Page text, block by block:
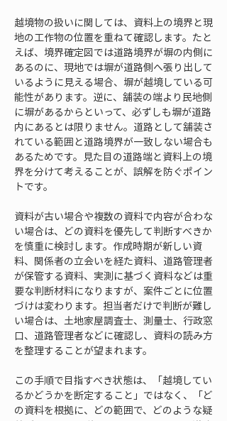
越境物の扱いに関しては、資料上の境界と現
地の工作物の位置を重ねて確認します。たと
えば、境界確定図では道路境界が塀の内側に
あるのに、現地では塀が道路側へ張り出して
いるように見える場合、塀が越境している可
能性があります。逆に、舗装の端より民地側
に塀があるからといって、必ずしも塀が道路
内にあるとは限りません。道路として舗装さ
れている範囲と道路境界が一致しない場合も
あるためです。見た目の道路端と資料上の境
界を分けて考えることが、誤解を防ぐポイン
トです。
資料が古い場合や複数の資料で内容が合わな
い場合は、どの資料を優先して判断すべきか
を慎重に検討します。作成時期が新しい資
料、関係者の立会いを経た資料、道路管理者
が保管する資料、実測に基づく資料などは重
要な判断材料になりますが、案件ごとに位置
づけは変わります。担当者だけで判断が難し
い場合は、土地家屋調査士、測量士、行政窓
口、道路管理者などに確認し、資料の読み方
を整理することが望まれます。
この手順で目指すべき状態は、「越境してい
るかどうかを断定すること」ではなく、「ど
の資料を根拠に、どの範囲で、どのような疑